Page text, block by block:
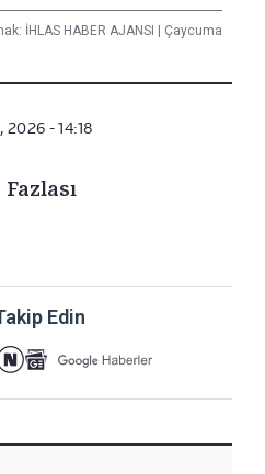
İHLAS HABER AJANSI Çaycuma
2026 - 14:18
Edin